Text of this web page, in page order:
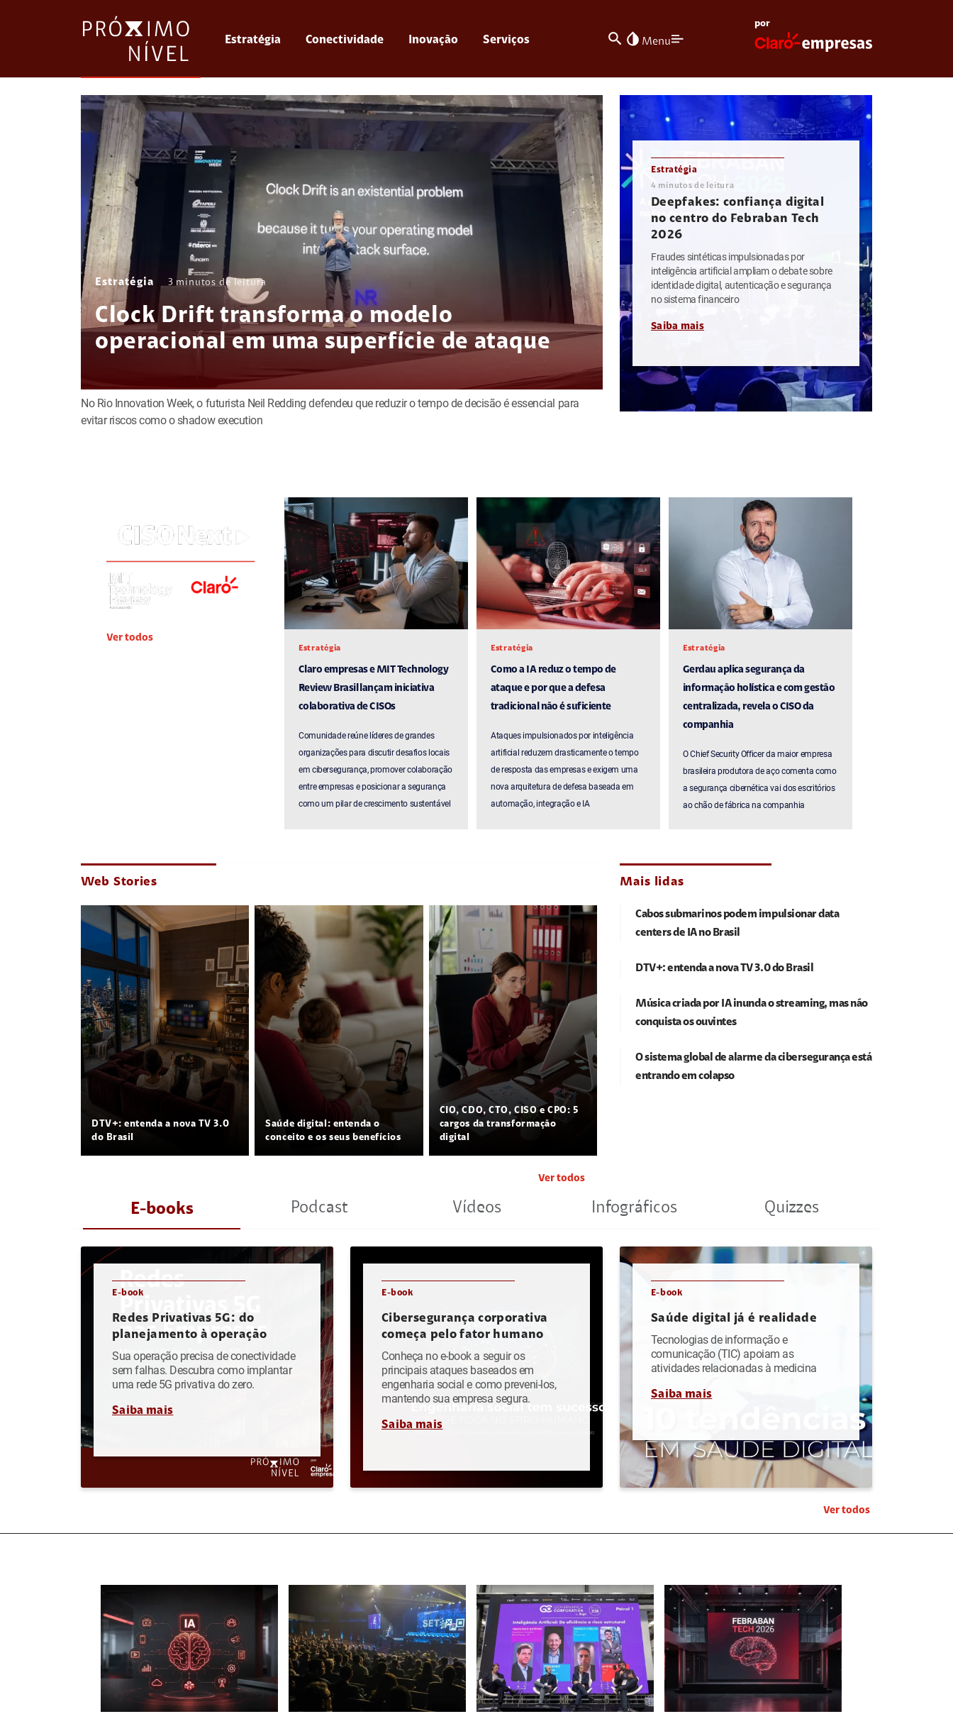
Estratégia Conectividade Inovação Serviços search invert_colors Menu
por
Estratégia 3 minutos de leitura
Clock Drift transforma o modelo
operacional em uma superfície de ataque
No Rio Innovation Week, o futurista Neil Redding defendeu que reduzir o tempo de decisão é essencial para
evitar riscos como o shadow execution
Estratégia
4 minutos de leitura
Deepfakes: confiança digital
no centro do Febraban Tech
2026
Fraudes sintéticas impulsionadas por
inteligência artificial ampliam o debate sobre
identidade digital, autenticação e segurança
no sistema financeiro
Saiba mais
Ver todos
Estratégia
Claro empresas e MIT Technology
Review Brasil lançam iniciativa
colaborativa de CISOs
Comunidade reúne líderes de grandes
organizações para discutir desafios locais
em cibersegurança, promover colaboração
entre empresas e posicionar a segurança
como um pilar de crescimento sustentável
Estratégia
Como a IA reduz o tempo de
ataque e por que a defesa
tradicional não é suficiente
Ataques impulsionados por inteligência
artificial reduzem drasticamente o tempo
de resposta das empresas e exigem uma
nova arquitetura de defesa baseada em
automação, integração e IA
Estratégia
Gerdau aplica segurança da
informação holística e com gestão
centralizada, revela o CISO da
companhia
O Chief Security Officer da maior empresa
brasileira produtora de aço comenta como
a segurança cibernética vai dos escritórios
ao chão de fábrica na companhia
Web Stories
DTV+: entenda a nova TV 3.0
do Brasil
Saúde digital: entenda o
conceito e os seus benefícios
CIO, CDO, CTO, CISO e CPO: 5
cargos da transformação
digital
Ver todos
Mais lidas
Cabos submarinos podem impulsionar data
centers de IA no Brasil
DTV+: entenda a nova TV 3.0 do Brasil
Música criada por IA inunda o streaming, mas não
conquista os ouvintes
O sistema global de alarme da cibersegurança está
entrando em colapso
E-books Podcast Vídeos Infográficos Quizzes
E-book
Redes Privativas 5G: do
planejamento à operação
Sua operação precisa de conectividade
sem falhas. Descubra como implantar
uma rede 5G privativa do zero.
Saiba mais
E-book
Cibersegurança corporativa
começa pelo fator humano
Conheça no e-book a seguir os
principais ataques baseados em
engenharia social e como preveni-los,
mantendo sua empresa segura.
Saiba mais
E-book
Saúde digital já é realidade
Tecnologias de informação e
comunicação (TIC) apoiam as
atividades relacionadas à medicina
Saiba mais
Ver todos